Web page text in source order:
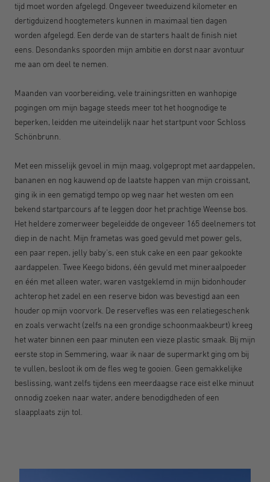
tijd moet worden afgelegd. Ongeveer tweeduizend kilometer en
dertigduizend hoogtemeters kunnen in maximaal tien dagen
worden afgelegd. Een derde van de starters haalt de finish niet
eens. Desondanks spoorden mijn ambitie en dorst naar avontuur
me aan om deel te nemen.
Maanden van voorbereiding, vele trainingsritten en wanhopige
pogingen om mijn bagage steeds meer tot het hoognodige te
beperken, leidden me uiteindelijk naar het startpunt voor Schloss
Schönbrunn.
Met een misselijk gevoel in mijn maag, volgepropt met aardappelen,
bananen en nog kauwend op de laatste happen van mijn croissant,
ging ik in een gematigd tempo op weg naar het westen om een
bekend startparcours af te leggen door het prachtige Weense bos.
Het heldere zomerweer begeleidde de ongeveer 165 deelnemers tot
diep in de nacht. Mijn frametas was goed gevuld met power gels,
een paar repen, jelly baby's, een stuk cake en een paar gekookte
aardappelen. Twee Keego bidons, één gevuld met mineraalpoeder
en één met alleen water, waren vastgeklemd in mijn bidonhouder
achterop het zadel en een reserve bidon was bevestigd aan een
houder op mijn voorvork. De reservefles was een relatiegeschenk
en zoals verwacht (zelfs na een grondige schoonmaakbeurt) kreeg
het water binnen een paar minuten een vieze plastic smaak. Bij mijn
eerste stop in Semmering, waar ik naar de supermarkt ging om bij
te vullen, besloot ik om de fles weg te gooien. Geen gemakkelijke
beslissing, want zelfs tijdens een meerdaagse race eist elke minuut
onnodig zoeken naar water, andere benodigdheden of een
slaapplaats zijn tol.